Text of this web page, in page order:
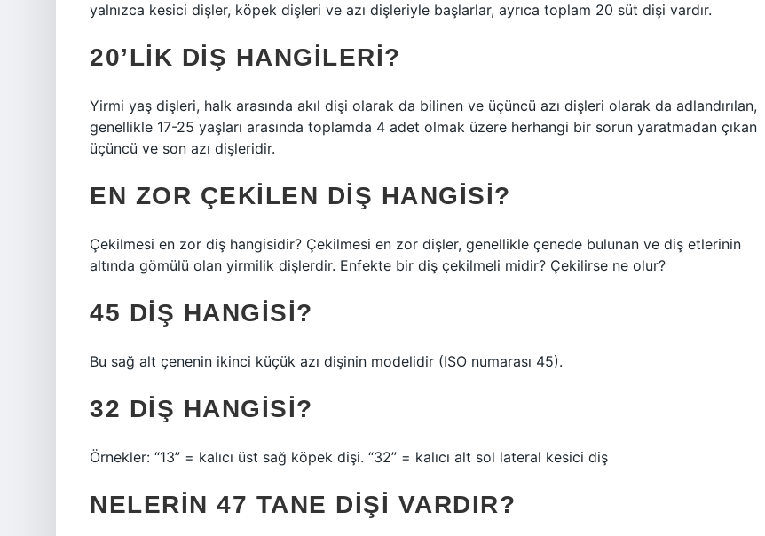
yalnızca kesici dişler, köpek dişleri ve azı dişleriyle başlarlar, ayrıca toplam 20 süt dişi vardır.
20’LIK DIŞ HANGILERI?
Yirmi yaş dişleri, halk arasında akıl dişi olarak da bilinen ve üçüncü azı dişleri olarak da adlandırılan,
genellikle 17-25 yaşları arasında toplamda 4 adet olmak üzere herhangi bir sorun yaratmadan çıkan
üçüncü ve son azı dişleridir.
EN ZOR ÇEKILEN DIŞ HANGISI?
Çekilmesi en zor diş hangisidir? Çekilmesi en zor dişler, genellikle çenede bulunan ve diş etlerinin
altında gömülü olan yirmilik dişlerdir. Enfekte bir diş çekilmeli midir? Çekilirse ne olur?
45 DIŞ HANGISI?
Bu sağ alt çenenin ikinci küçük azı dişinin modelidir (ISO numarası 45).
32 DIŞ HANGISI?
Örnekler: “13” = kalıcı üst sağ köpek dişi. “32” = kalıcı alt sol lateral kesici diş
NELERIN 47 TANE DIŞI VARDIR?